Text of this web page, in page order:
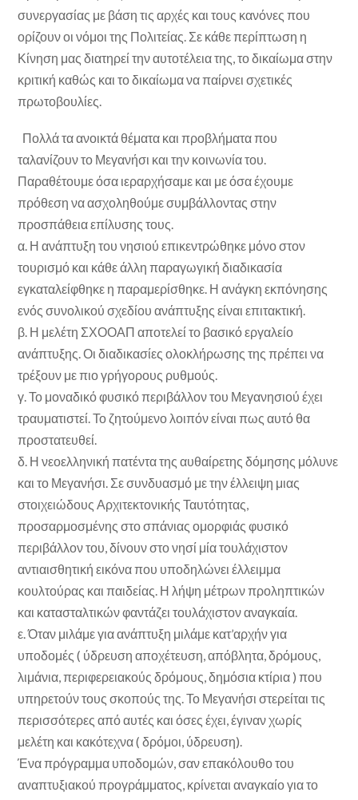
συνεργασίας με βάση τις αρχές και τους κανόνες που
ορίζουν οι νόμοι της Πολιτείας. Σε κάθε περίπτωση η
Κίνηση μας διατηρεί την αυτοτέλεια της, το δικαίωμα στην
κριτική καθώς και το δικαίωμα να παίρνει σχετικές
πρωτοβουλίες.
Πολλά τα ανοικτά θέματα και προβλήματα που
ταλανίζουν το Μεγανήσι και την κοινωνία του.
Παραθέτουμε όσα ιεραρχήσαμε και με όσα έχουμε
πρόθεση να ασχοληθούμε συμβάλλοντας στην
προσπάθεια επίλυσης τους.
α. Η ανάπτυξη του νησιού επικεντρώθηκε μόνο στον
τουρισμό και κάθε άλλη παραγωγική διαδικασία
εγκαταλείφθηκε η παραμερίσθηκε. Η ανάγκη εκπόνησης
ενός συνολικού σχεδίου ανάπτυξης είναι επιτακτική.
β. Η μελέτη ΣΧΟΟΑΠ αποτελεί το βασικό εργαλείο
ανάπτυξης. Οι διαδικασίες ολοκλήρωσης της πρέπει να
τρέξουν με πιο γρήγορους ρυθμούς.
γ. Το μοναδικό φυσικό περιβάλλον του Μεγανησιού έχει
τραυματιστεί. Το ζητούμενο λοιπόν είναι πως αυτό θα
προστατευθεί.
δ. Η νεοελληνική πατέντα της αυθαίρετης δόμησης μόλυνε
και το Μεγανήσι. Σε συνδυασμό με την έλλειψη μιας
στοιχειώδους Αρχιτεκτονικής Ταυτότητας,
προσαρμοσμένης στο σπάνιας ομορφιάς φυσικό
περιβάλλον του, δίνουν στο νησί μία τουλάχιστον
αντιαισθητική εικόνα που υποδηλώνει έλλειμμα
κουλτούρας και παιδείας. Η λήψη μέτρων προληπτικών
και κατασταλτικών φαντάζει τουλάχιστον αναγκαία.
ε. Όταν μιλάμε για ανάπτυξη μιλάμε κατ’αρχήν για
υποδομές ( ύδρευση αποχέτευση, απόβλητα, δρόμους,
λιμάνια, περιφερειακούς δρόμους, δημόσια κτίρια ) που
υπηρετούν τους σκοπούς της. Το Μεγανήσι στερείται τις
περισσότερες από αυτές και όσες έχει, έγιναν χωρίς
μελέτη και κακότεχνα ( δρόμοι, ύδρευση).
Ένα πρόγραμμα υποδομών, σαν επακόλουθο του
αναπτυξιακού προγράμματος, κρίνεται αναγκαίο για το